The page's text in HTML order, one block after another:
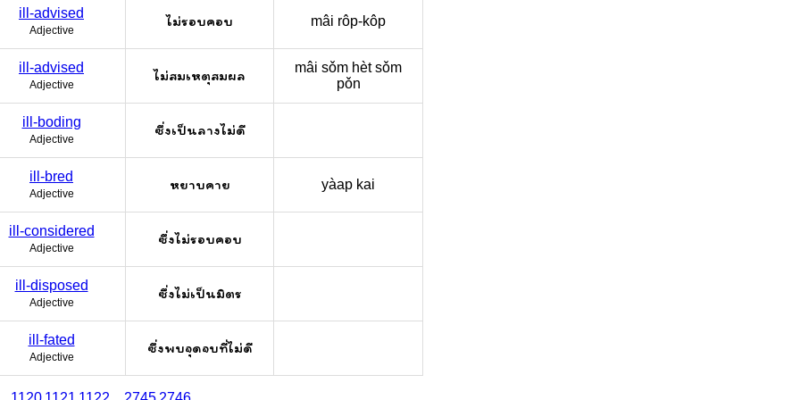
ill-advised
Adjective
ไม่รอบคอบ mâi rôp-kôp
ill-advised
Adjective
ไม่สมเหตุสมผล
mâi sǒm hèt sǒm
pǒn
ill-boding
Adjective
ซึ่งเป็นลางไม่ดี
ill-bred
Adjective
หยาบคาย yàap kai
ill-considered
Adjective
ซึ่งไม่รอบคอบ
ill-disposed
Adjective
ซึ่งไม่เป็นมิตร
ill-fated
Adjective
ซึ่งพบจุดจบที่ไม่ดี